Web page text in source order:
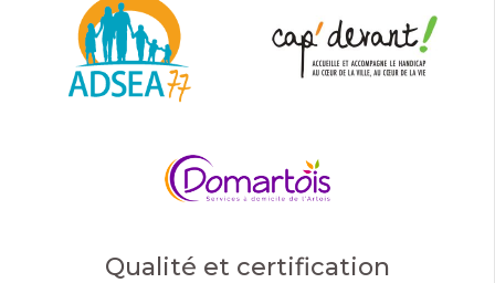
Qualité et certification